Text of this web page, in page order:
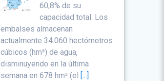
60,8% de su
capacidad total. Los
embalses almacenan
actualmente 34.060 hectómetros
cúbicos (hm³) de agua,
disminuyendo en la última
semana en 678 hm³ (el [...]